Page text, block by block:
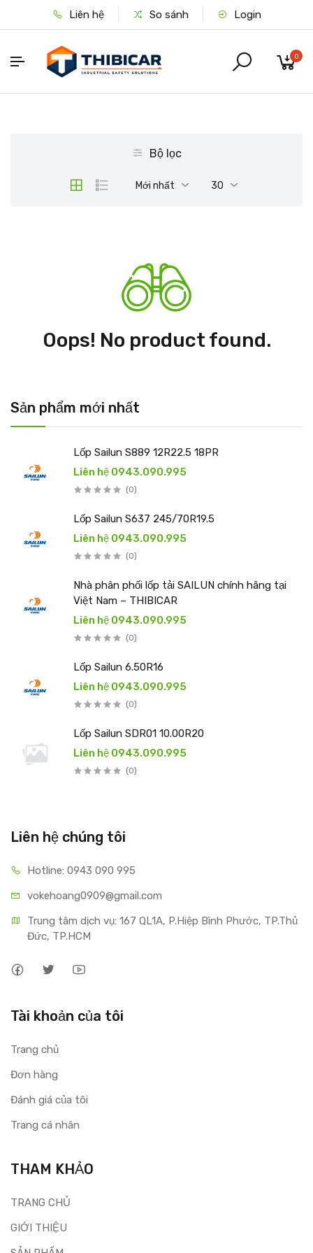
Liên hệ So sánh Login
0
Sản phẩm mới nhất
Lốp Sailun S889 12R22.5 18PR
Liên hệ 0943.090.995
(0)
Lốp Sailun S637 245/70R19.5
Liên hệ 0943.090.995
(0)
Nhà phân phối lốp tải SAILUN chính hãng tại
Việt Nam – THIBICAR
Liên hệ 0943.090.995
(0)
Lốp Sailun 6.50R16
Liên hệ 0943.090.995
(0)
Lốp Sailun SDR01 10.00R20
Liên hệ 0943.090.995
(0)
Bộ lọc
Mới nhất 30
Oops! No product found.
Liên hệ chúng tôi
Hotline: 0943 090 995
vokehoang0909@gmail.com
Trung tâm dịch vụ: 167 QL1A, P.Hiệp Bình Phước, TP.Thủ
Đức, TP.HCM
Tài khoản của tôi
Trang chủ
Đơn hàng
Đánh giá của tôi
Trang cá nhân
THAM KHẢO
TRANG CHỦ
GIỚI THIỆU